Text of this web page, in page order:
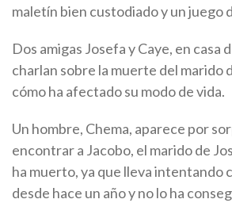
maletín bien custodiado y un juego
Dos amigas Josefa y Caye, en casa
charlan sobre la muerte del marido
cómo ha afectado su modo de vida.
Un hombre, Chema, aparece por
encontrar a Jacobo, el marido de
ha muerto, ya que lleva intentando
desde hace un año y no lo ha